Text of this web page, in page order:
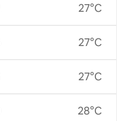
27°C
27°C
27°C
28°C